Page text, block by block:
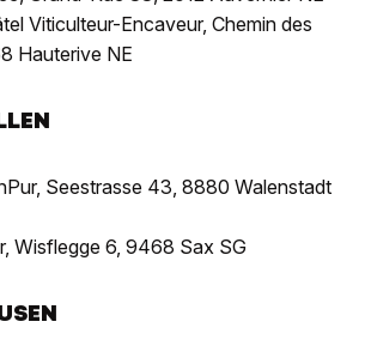
Viticulteur-Encaveur, Chemin des
Hauterive NE
Seestrasse 43, 8880 Walenstadt
Wisflegge 6, 9468 Sax SG